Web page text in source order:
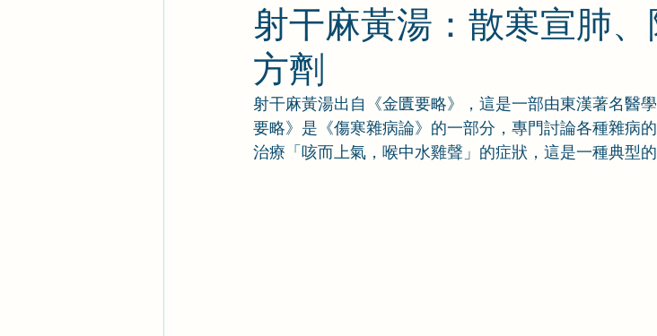
射干麻黃湯：散寒宣肺
方劑
射干麻黃湯出自《金匱要略》，這是一部由東漢著名醫
要略》是《傷寒雜病論》的一部分，專門討論各種雜病
治療「咳而上氣，喉中水雞聲」的症狀，這是一種典型的